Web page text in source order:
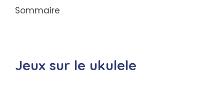
Sommaire
Jeux sur le ukulele